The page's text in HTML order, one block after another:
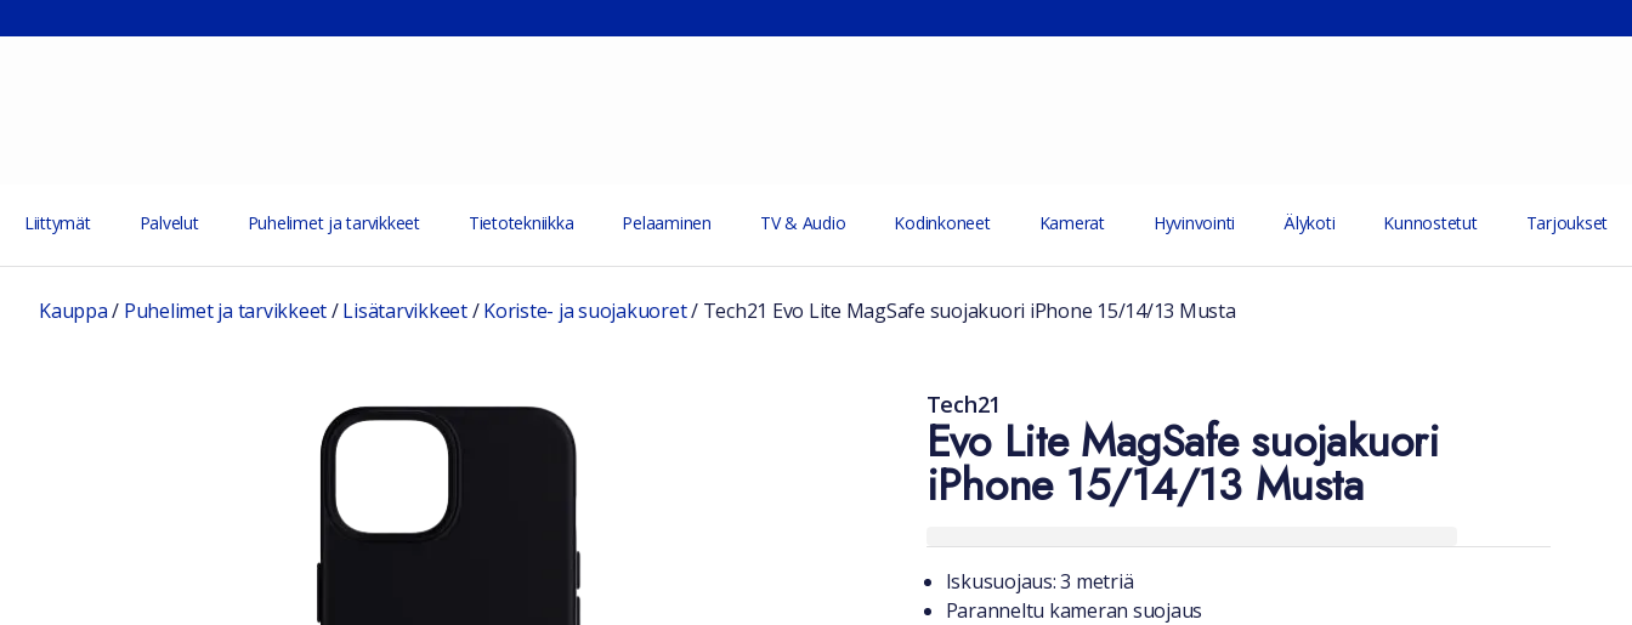
Liittymät Palvelut Puhelimet ja tarvikkeet Tietotekniikka Pelaaminen TV & Audio Kodinkoneet Kamerat Hyvinvointi Älykoti Kunnostetut Tarjoukset
Kauppa/ Puhelimet ja tarvikkeet/Lisätarvikkeet/Koriste- ja suojakuoret/ Tech21 Evo Lite MagSafe suojakuori iPhone 15/14/13 Musta
Tech21
Evo Lite MagSafe suojakuori
iPhone 15/14/13 Musta
Tuotteesta lyhyesti
Iskusuojaus: 3 metriä
Paranneltu kameran suojaus